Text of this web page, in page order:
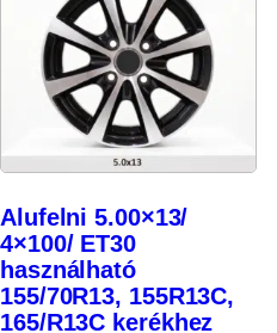
Alufelni 5.00×13/
4×100/ ET30
használható
155/70R13, 155R13C,
165/R13C kerékhez